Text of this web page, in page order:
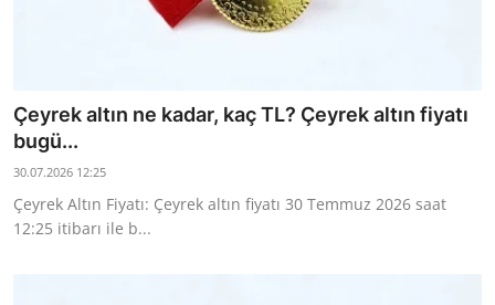
Çeyrek altın ne kadar, kaç TL? Çeyrek altın fiyatı
bugü...
30.07.2026 12:25
Çeyrek Altın Fiyatı: Çeyrek altın fiyatı 30 Temmuz 2026 saat
12:25 itibarı ile b...